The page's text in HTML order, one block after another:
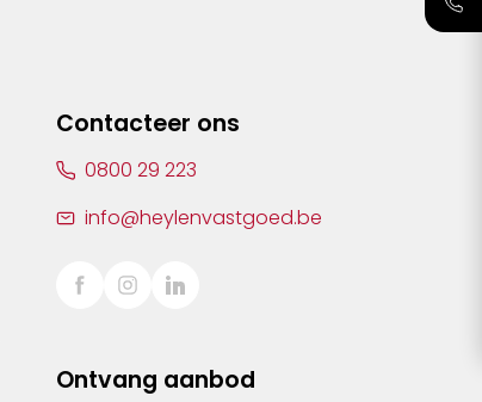
Contacteer ons
0800 29 223
info@heylenvastgoed.be
Ontvang aanbod